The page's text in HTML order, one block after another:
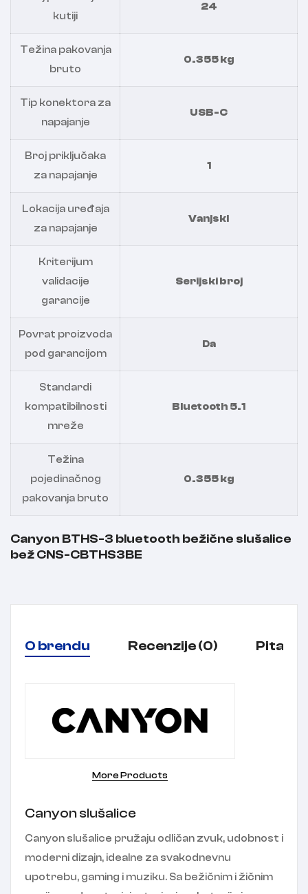
kutiji
24
Težina pakovanja
bruto
0.355 kg
Tip konektora za
napajanje
USB-C
Broj priključaka
za napajanje
1
Lokacija uređaja
za napajanje
Vanjski
Kriterijum
validacije
garancije
Serijski broj
Povrat proizvoda
pod garancijom
Da
Standardi
kompatibilnosti
mreže
Bluetooth 5.1
Težina
pojedinačnog
pakovanja bruto
0.355 kg
Canyon BTHS-3 bluetooth bežične slušalice
bež CNS-CBTHS3BE
O brendu Recenzije (0) Pitanja
More Products
Canyon slušalice
Canyon slušalice pružaju odličan zvuk, udobnost i
moderni dizajn, idealne za svakodnevnu
upotrebu, gaming i muziku. Sa bežičnim i žičnim